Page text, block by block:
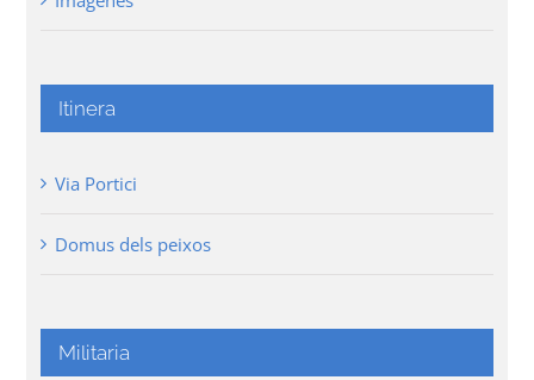
Itinera
Via Portici
Domus dels peixos
Militaria